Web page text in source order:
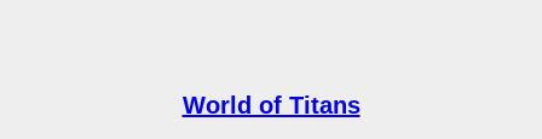
World of Titans